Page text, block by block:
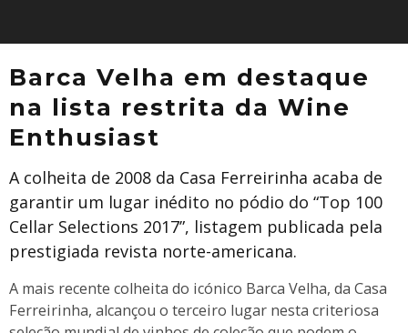
Barca Velha em destaque
na lista restrita da Wine
Enthusiast
A colheita de 2008 da Casa Ferreirinha acaba de
garantir um lugar inédito no pódio do “Top 100
Cellar Selections 2017”, listagem publicada pela
prestigiada revista norte-americana.
A mais recente colheita do icónico Barca Velha, da Casa
Ferreirinha, alcançou o terceiro lugar nesta criteriosa